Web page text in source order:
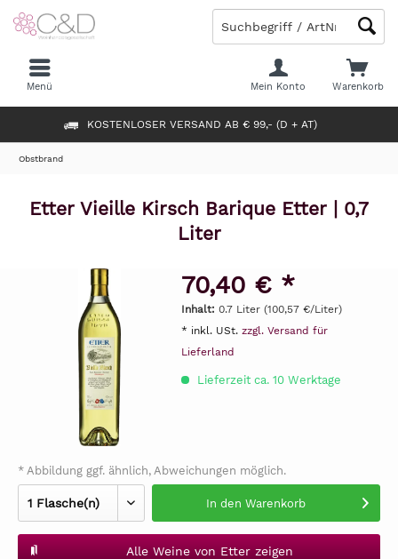
KOSTENLOSER VERSAND AB € 99,- (D + AT)
Warenkorb
Mein Konto
Menü
Obstbrand
Etter Vieille Kirsch Barique Etter | 0,7
Liter
70,40 € *
Inhalt: 0.7 Liter (100,57 €/Liter)
* inkl. USt. zzgl. Versand für
Lieferland
Lieferzeit ca. 10 Werktage
* Abbildung ggf. ähnlich, Abweichungen möglich.
In den Warenkorb
Alle Weine von Etter zeigen